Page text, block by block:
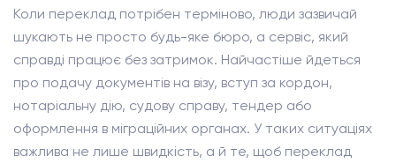
Коли переклад потрібен терміново, люди зазвичай
шукають не просто будь-яке бюро, а сервіс, який
справді працює без затримок. Найчастіше йдеться
про подачу документів на візу, вступ за кордон,
нотаріальну дію, судову справу, тендер або
оформлення в міграційних органах. У таких ситуаціях
важлива не лише швидкість, а й те, щоб переклад